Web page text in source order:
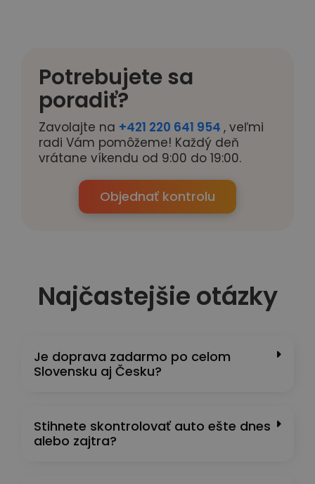
Potrebujete sa
poradiť?
Zavolajte na +421 220 641 954 , veľmi
radi Vám pomôžeme! Každý deň
vrátane víkendu od 9:00 do 19:00.
Objednať kontrolu
Najčastejšie otázky
Je doprava zadarmo po celom
Slovensku aj Česku?
Stihnete skontrolovať auto ešte dnes
alebo zajtra?